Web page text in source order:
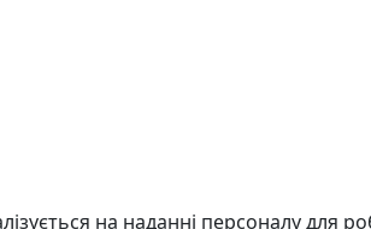
на наданні персоналу для